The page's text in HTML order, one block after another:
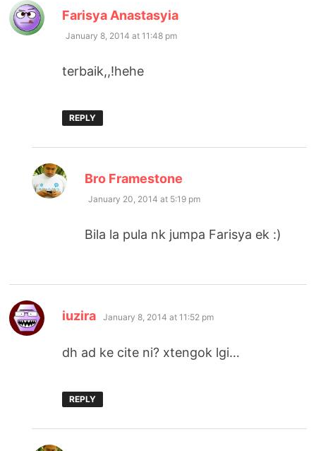
Farisya Anastasyia
January 8, 2014 at 11:48 pm
terbaik,,!hehe
REPLY
Bro Framestone
January 20, 2014 at 5:19 pm
Bila la pula nk jumpa Farisya ek :)
iuzira says:
January 8, 2014 at 11:52 pm
dh ad ke cite ni? xtengok lgi…
REPLY